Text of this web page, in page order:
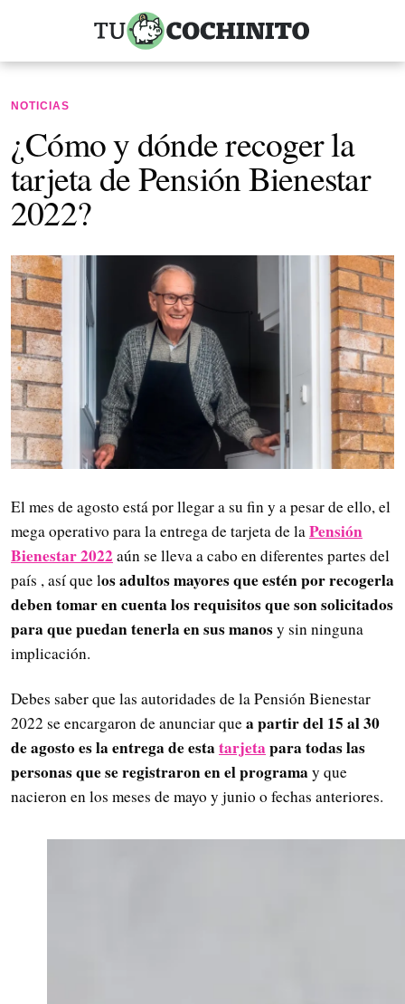
NOTICIAS
¿Cómo y dónde recoger la
tarjeta de Pensión Bienestar
2022?
El mes de agosto está por llegar a su fin y a pesar de ello, el
mega operativo para la entrega de tarjeta de laPensión
Bienestar 2022aún se lleva a cabo en diferentes partes del
país , así que los adultos mayores que estén por recogerla
deben tomar en cuenta los requisitos que son solicitados
para que puedan tenerla en sus manosy sin ninguna
implicación.
Debes saber que las autoridades de la Pensión Bienestar
2022 se encargaron de anunciar quea partir del 15 al 30
de agosto es la entrega de esta tarjeta para todas las
personas que se registraron en el programa y que
nacieron en los meses de mayo y junio o fechas anteriores.